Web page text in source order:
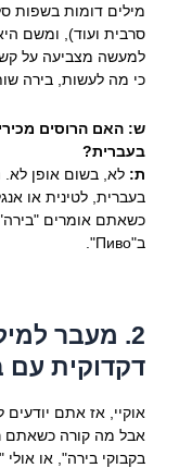
מילים דומות בשפות
סרבית ועוד), ומשם
כי מה לעשות, בירה
בעברית?
ת: לא, בשום אופן לא.
כשאתם אומרים
ב"Пиво".
2. מעבר
דקדוקית עם
אוקיי, אז אתם יודעים
אבל מה קורה כשאתם
בקבוקי בירה", או